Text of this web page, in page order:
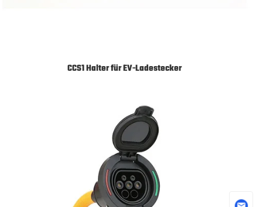
CCS1 Halter für EV-Ladestecker